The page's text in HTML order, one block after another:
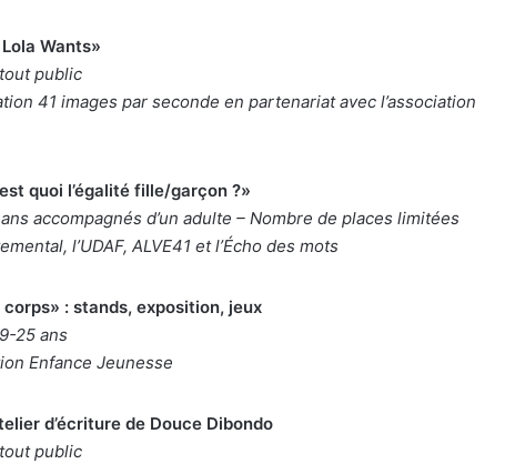
Wants»
public
41 images par seconde en partenariat avec l’association
quoi l’égalité fille/garçon ?»
accompagnés d’un adulte – Nombre de places limitées
l’UDAF, ALVE41 et l’Écho des mots
: stands, exposition, jeux
25 ans
Enfance Jeunesse
d’écriture de Douce Dibondo
public